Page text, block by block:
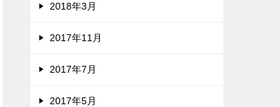
2018年3月
2017年11月
2017年7月
2017年5月